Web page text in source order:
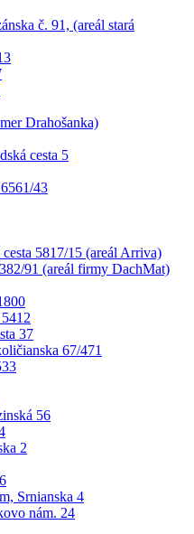
č. 91, (areál stará
Drahošanka)
cesta 5
43
5817/15 (areál Arriva)
91 (areál firmy DachMat)
37
67/471
56
2
Srnianska 4
nám. 24